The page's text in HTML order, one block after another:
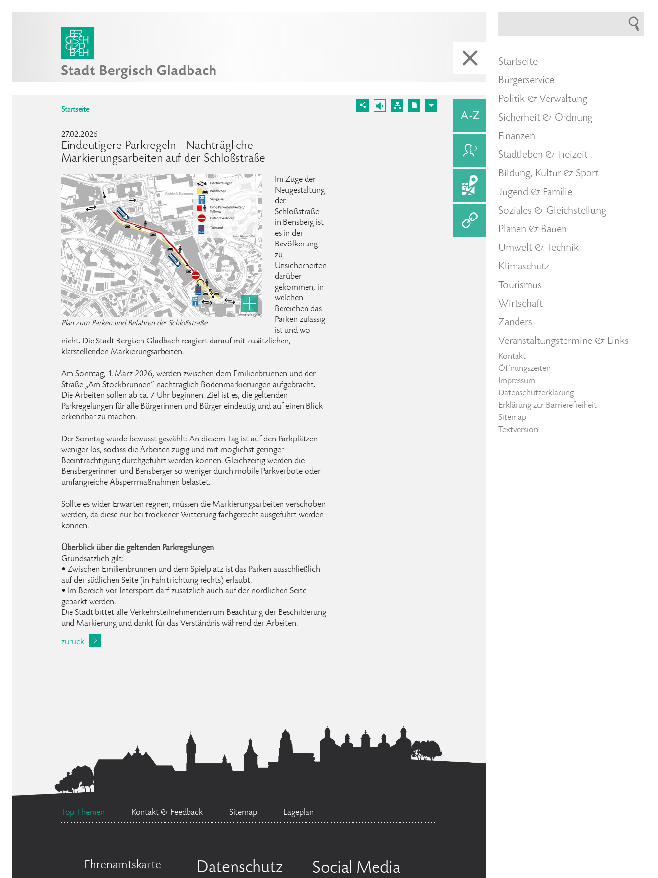
Startseite
27.02.2026
Eindeutigere Parkregeln - Nachträgliche
Markierungsarbeiten auf der Schloßstraße
Plan zum Parken und Befahren der Schloßstraße
Im Zuge der
Neugestaltung
der
Schloßstraße
in Bensberg ist
es in der
Bevölkerung
zu
Unsicherheiten
darüber
gekommen, in
welchen
Bereichen das
Parken zulässig
ist und wo
nicht. Die Stadt Bergisch Gladbach reagiert darauf mit zusätzlichen,
klarstellenden Markierungsarbeiten.
Am Sonntag, 1. März 2026, werden zwischen dem Emilienbrunnen und der
Straße „Am Stockbrunnen“ nachträglich Bodenmarkierungen aufgebracht.
Die Arbeiten sollen ab ca. 7 Uhr beginnen. Ziel ist es, die geltenden
Parkregelungen für alle Bürgerinnen und Bürger eindeutig und auf einen Blick
erkennbar zu machen.
Der Sonntag wurde bewusst gewählt: An diesem Tag ist auf den Parkplätzen
weniger los, sodass die Arbeiten zügig und mit möglichst geringer
Beeinträchtigung durchgeführt werden können. Gleichzeitig werden die
Bensbergerinnen und Bensberger so weniger durch mobile Parkverbote oder
umfangreiche Absperrmaßnahmen belastet.
Sollte es wider Erwarten regnen, müssen die Markierungsarbeiten verschoben
werden, da diese nur bei trockener Witterung fachgerecht ausgeführt werden
können.
Überblick über die geltenden Parkregelungen
Grundsätzlich gilt:
• Zwischen Emilienbrunnen und dem Spielplatz ist das Parken ausschließlich
auf der südlichen Seite (in Fahrtrichtung rechts) erlaubt.
• Im Bereich vor Intersport darf zusätzlich auch auf der nördlichen Seite
geparkt werden.
Die Stadt bittet alle Verkehrsteilnehmenden um Beachtung der Beschilderung
und Markierung und dankt für das Verständnis während der Arbeiten.
zurück
Top Themen Kontakt & Feedback Sitemap Lageplan
Ehrenamtskarte Datenschutz Social Media
Startseite
Bürgerservice
Politik & Verwaltung
Sicherheit & Ordnung
Finanzen
Stadtleben & Freizeit
Bildung, Kultur & Sport
Jugend & Familie
Soziales & Gleichstellung
Planen & Bauen
Umwelt & Technik
Klimaschutz
Tourismus
Wirtschaft
Zanders
Veranstaltungstermine & Links
Kontakt
Öffnungszeiten
Impressum
Datenschutzerklärung
Erklärung zur Barrierefreiheit
Sitemap
Textversion